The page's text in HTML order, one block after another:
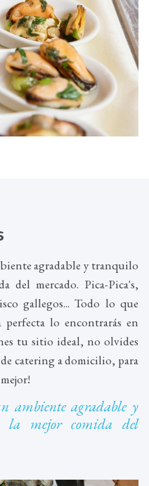
agradable y tranquilo
del mercado. Pica-Pica's,
gallegos... Todo lo que
perfecta lo encontrarás en
tu sitio ideal, no olvides
catering a domicilio, para
ambiente agradable y
la mejor comida del